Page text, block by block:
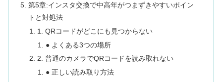
第5章:インスタ交換で中高年がつまずきやすいポイン
トと対処法
1. QRコードがどこにも見つからない
● よくある3つの場所
2. 普通のカメラでQRコードを読み取れない
● 正しい読み取り方法